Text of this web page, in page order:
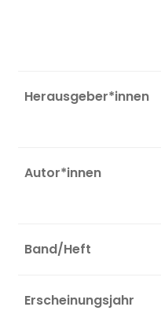
Herausgeber*innen
Autor*innen
Band/Heft
Erscheinungsjahr